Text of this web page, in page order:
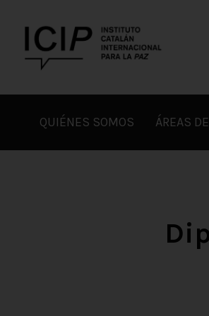
content
ICIP
QUIÉNES SOMOS ÁREAS